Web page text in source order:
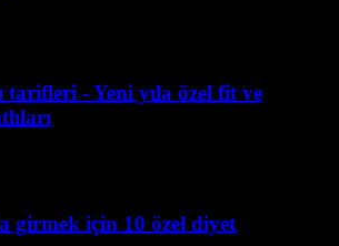
tarifleri - Yeni yıla özel fit ve
girmek için 10 özel diyet